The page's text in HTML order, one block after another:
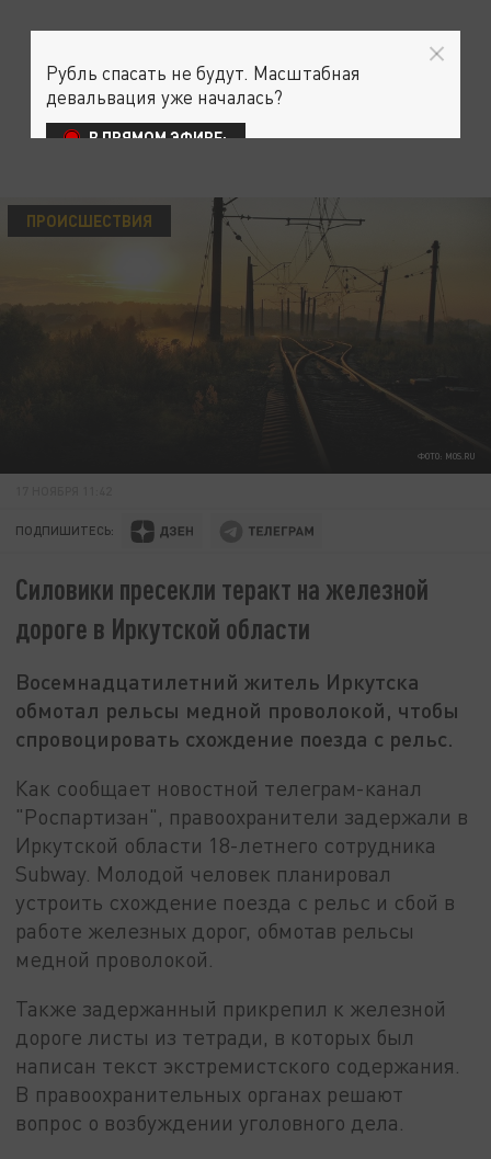
ФОТО: MOS.RU
ПРОИСШЕСТВИЯ
ПОДПИШИТЕСЬ:
Силовики пресекли теракт на железной
дороге в Иркутской области
Восемнадцатилетний житель Иркутска
обмотал рельсы медной проволокой, чтобы
спровоцировать схождение поезда с рельс.
Как сообщает новостной телеграм-канал
"Роспартизан", правоохранители задержали в
Иркутской области 18-летнего сотрудника
Subway. Молодой человек планировал
устроить схождение поезда с рельс и сбой в
работе железных дорог, обмотав рельсы
медной проволокой.
Также задержанный прикрепил к железной
дороге листы из тетради, в которых был
написан текст экстремистского содержания.
В правоохранительных органах решают
вопрос о возбуждении уголовного дела.
Рубль спасать не будут. Масштабная
девальвация уже началась?
В ПРЯМОМ ЭФИРЕ: